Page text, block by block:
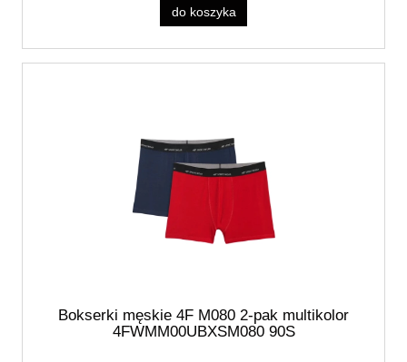
do koszyka
Bokserki męskie 4F M080 2-pak multikolor
4FWMM00UBXSM080 90S